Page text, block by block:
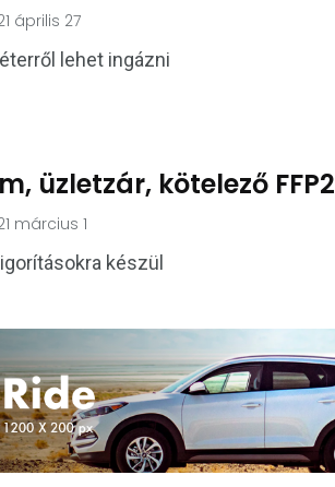
április 27
lehet ingázni
üzletzár, kötelező
március 1
készül